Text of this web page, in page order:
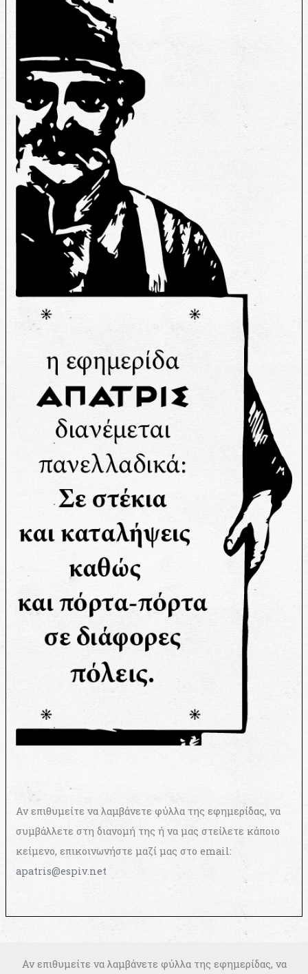
Αν επιθυμείτε να λαμβάνετε φύλλα της εφημερίδας, να
συμβάλλετε στη διανομή της ή να μας στείλετε κάποιο
κείμενο, επικοινωνήστε μαζί μας στο email:
apatris@espiv.net
Αν επιθυμείτε να λαμβάνετε φύλλα της εφημερίδας, να